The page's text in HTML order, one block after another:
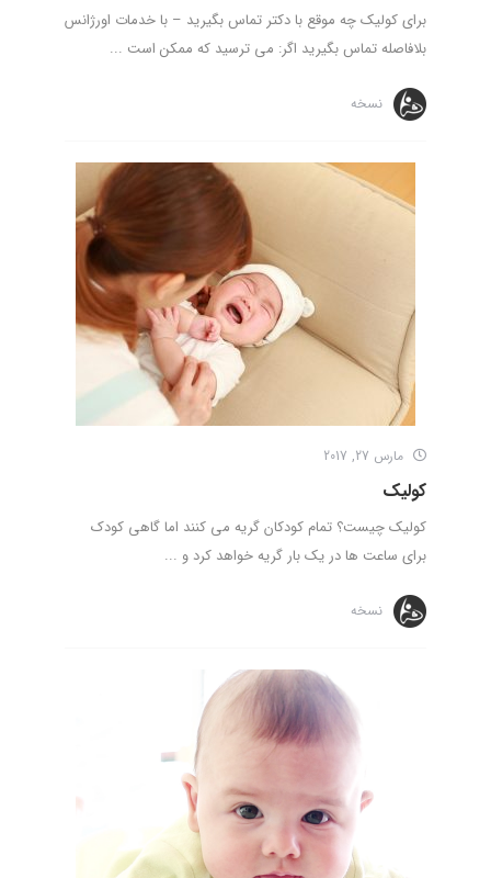
برای کولیک چه موقع با دکتر تماس بگیرید – با خدمات اورژانس
بلافاصله تماس بگیرید اگر: می ترسید که ممکن است ...
نسخه
مارس 27, 2017
کولیک
کولیک چیست؟ تمام کودکان گریه می کنند اما گاهی کودک
برای ساعت ها در یک بار گریه خواهد کرد و ...
نسخه